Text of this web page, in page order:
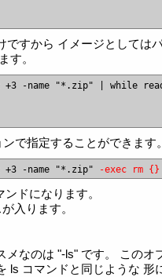
ですから イメージとしては
す。
で指定することができます
+3 -name "*.zip" -exec rm
ドになります。
入ります。
メなのは "-ls" です。 このオ
ls コマンドと同じような 形